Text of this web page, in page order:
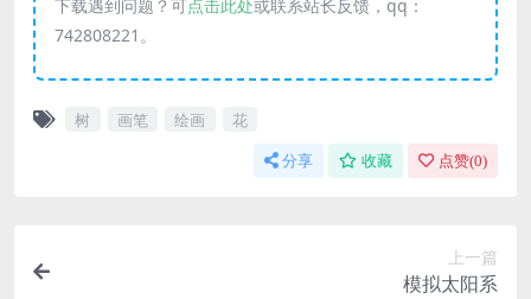
下载遇到问题？可点击此处或联系站长反馈，qq：
742808221。
树 画笔 绘画 花
分享 收藏 点赞(0)
上一篇
模拟太阳系